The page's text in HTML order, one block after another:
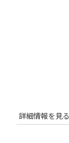
詳細情報を見る